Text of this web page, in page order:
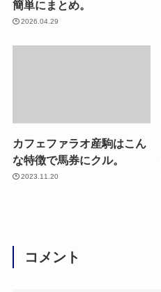
簡単にまとめ。
2026.04.29
カフェファラオ産駒はこん
な特徴で馬券にクル。
2023.11.20
コメント